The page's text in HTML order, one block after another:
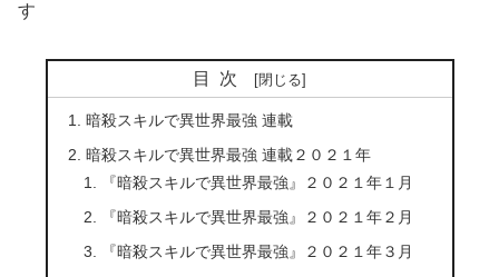
す
目次
暗殺スキルで異世界最強 連載
暗殺スキルで異世界最強 連載２０２１年
『暗殺スキルで異世界最強』２０２１年１月
『暗殺スキルで異世界最強』２０２１年２月
『暗殺スキルで異世界最強』２０２１年３月